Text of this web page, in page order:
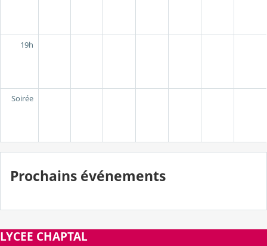
19h
Soirée
Prochains événements
LYCEE CHAPTAL